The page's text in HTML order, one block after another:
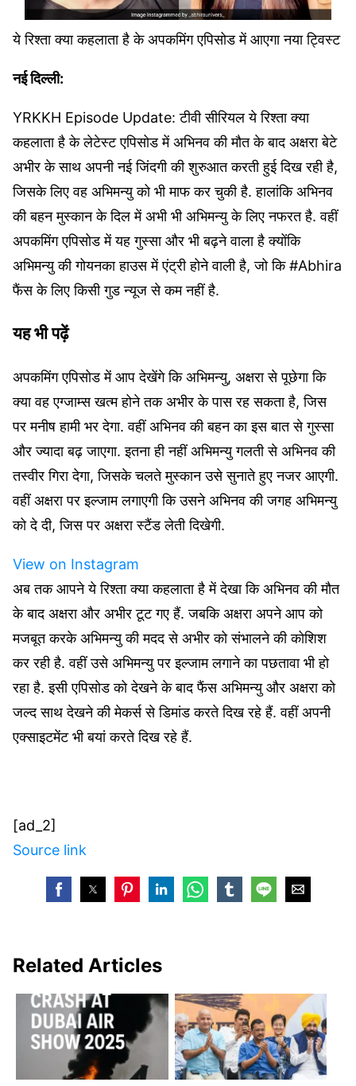
ये रिश्ता क्या कहलाता है के अपकमिंग एपिसोड में आएगा नया ट्विस्ट
नई दिल्ली:
YRKKH Episode Update: टीवी सीरियल ये रिश्ता क्या
कहलाता है के लेटेस्ट एपिसोड में अभिनव की मौत के बाद अक्षरा बेटे
अभीर के साथ अपनी नई जिंदगी की शुरुआत करती हुई दिख रही है,
जिसके लिए वह अभिमन्यु को भी माफ कर चुकी है. हालांकि अभिनव
की बहन मुस्कान के दिल में अभी भी अभिमन्यु के लिए नफरत है. वहीं
अपकमिंग एपिसोड में यह गुस्सा और भी बढ़ने वाला है क्योंकि
अभिमन्यु की गोयनका हाउस में एंट्री होने वाली है, जो कि #Abhira
फैंस के लिए किसी गुड न्यूज से कम नहीं है.
यह भी पढ़ें
अपकमिंग एपिसोड में आप देखेंगे कि अभिमन्यु, अक्षरा से पूछेगा कि
क्या वह एग्जाम्स खत्म होने तक अभीर के पास रह सकता है, जिस
पर मनीष हामी भर देगा. वहीं अभिनव की बहन का इस बात से गुस्सा
और ज्यादा बढ़ जाएगा. इतना ही नहीं अभिमन्यु गलती से अभिनव की
तस्वीर गिरा देगा, जिसके चलते मुस्कान उसे सुनाते हुए नजर आएगी.
वहीं अक्षरा पर इल्जाम लगाएगी कि उसने अभिनव की जगह अभिमन्यु
को दे दी, जिस पर अक्षरा स्टैंड लेती दिखेगी.
View on Instagram
अब तक आपने ये रिश्ता क्या कहलाता है में देखा कि अभिनव की मौत
के बाद अक्षरा और अभीर टूट गए हैं. जबकि अक्षरा अपने आप को
मजबूत करके अभिमन्यु की मदद से अभीर को संभालने की कोशिश
कर रही है. वहीं उसे अभिमन्यु पर इल्जाम लगाने का पछतावा भी हो
रहा है. इसी एपिसोड को देखने के बाद फैंस अभिमन्यु और अक्षरा को
जल्द साथ देखने की मेकर्स से डिमांड करते दिख रहे हैं. वहीं अपनी
एक्साइटमेंट भी बयां करते दिख रहे हैं.
[ad_2]
Source link
Related Articles